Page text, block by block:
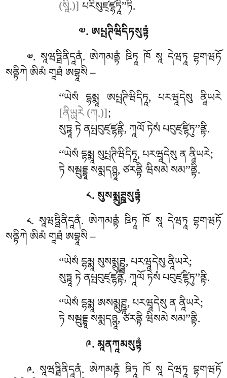
(སཱི.)]པརིསུཛ྄ཛྷཏཱི’’ཏི.
༧. ཨཔྤཊིཝིདིཏསུཏྟཾ
༧. སཱཝཏྠིནིདཱནཾ. ཨེཀམནྟཾཋིཏཱ ཁོ སཱ དེཝཏཱ བྷགཝཏོ
སནྟིཀེ ཨིམཾ གཱཐཾ ཨབྷཱསི –
‘‘ཡེསཾ དྷམྨཱ ཨཔྤཊིཝིདིཏཱ, པརཝཱདེསུ ནཱིཡརེ
[ནིཡྻརེ (ཀ.)];
སུཏྟཱ ཏེ ནཔྤབུཛ྄ཛྷནྟི, ཀཱལོ ཏེསཾ པབུཛ྄ཛྷིཏུ’’ནྟི.
‘‘ཡེསཾ དྷམྨཱ སུཔྤཊིཝིདིཏཱ, པརཝཱདེསུ ན ནཱིཡརེ;
ཏེ སམྦུདྡྷཱ སམྨདཉྙཱ, ཙརནྟི ཝིསམེ སམ’’ནྟི.
༨. སུསམྨུཊྛསུཏྟཾ
༨. སཱཝཏྠིནིདཱནཾ. ཨེཀམནྟཾ ཋིཏཱ ཁོ སཱ དེཝཏཱ བྷགཝཏོ
སནྟིཀེ ཨིམཾ གཱཐཾ ཨབྷཱསི –
‘‘ཡེསཾདྷམྨཱ སུསམྨུཊྛཱ, པརཝཱདེསུ ནཱིཡརེ;
སུཏྟཱ ཏེ ནཔྤབུཛ྄ཛྷནྟི, ཀཱལོ ཏེསཾ པབུཛ྄ཛྷིཏུ’’ནྟི.
‘‘ཡེསཾདྷམྨཱ ཨསམྨུཊྛཱ, པརཝཱདེསུ ན ནཱིཡརེ;
ཏེ སམྦུདྡྷཱ སམྨདཉྙཱ, ཙརནྟི ཝིསམེ སམ’’ནྟི.
༩. མཱནཀཱམསུཏྟཾ
༩. སཱཝཏྠིནིདཱནཾ. ཨེཀམནྟཾ ཋིཏཱ ཁོ སཱ དེཝཏཱ བྷགཝཏོ